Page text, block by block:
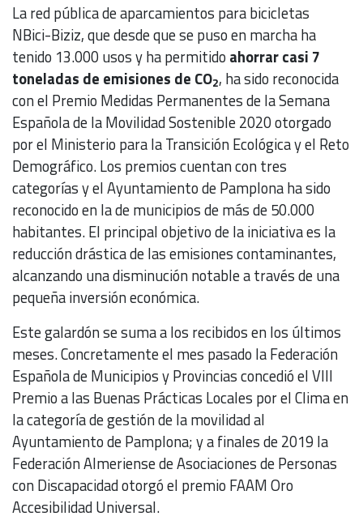
La red pública de aparcamientos para bicicletas
NBici-Biziz, que desde que se puso en marcha ha
tenido 13.000 usos y ha permitido ahorrar casi 7
toneladas de emisiones de CO2, ha sido reconocida
con el Premio Medidas Permanentes de la Semana
Española de la Movilidad Sostenible 2020 otorgado
por el Ministerio para la Transición Ecológica y el Reto
Demográfico. Los premios cuentan con tres
categorías y el Ayuntamiento de Pamplona ha sido
reconocido en la de municipios de más de 50.000
habitantes. El principal objetivo de la iniciativa es la
reducción drástica de las emisiones contaminantes,
alcanzando una disminución notable a través de una
pequeña inversión económica.
Este galardón se suma a los recibidos en los últimos
meses. Concretamente el mes pasado la Federación
Española de Municipios y Provincias concedió el VIII
Premio a las Buenas Prácticas Locales por el Clima en
la categoría de gestión de la movilidad al
Ayuntamiento de Pamplona; y a finales de 2019 la
Federación Almeriense de Asociaciones de Personas
con Discapacidad otorgó el premio FAAM Oro
Accesibilidad Universal.